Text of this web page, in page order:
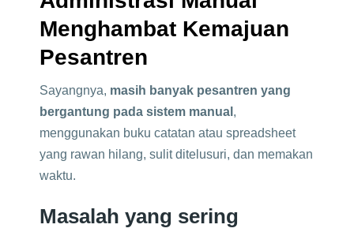
Menghambat Kemajuan
Pesantren
Sayangnya, masih banyak pesantren yang
bergantung pada sistem manual ,
menggunakan buku catatan atau spreadsheet
yang rawan hilang, sulit ditelusuri, dan memakan
waktu.
Masalah yang sering